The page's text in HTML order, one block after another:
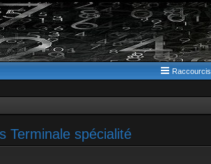
Raccourcis
Terminale spécialité